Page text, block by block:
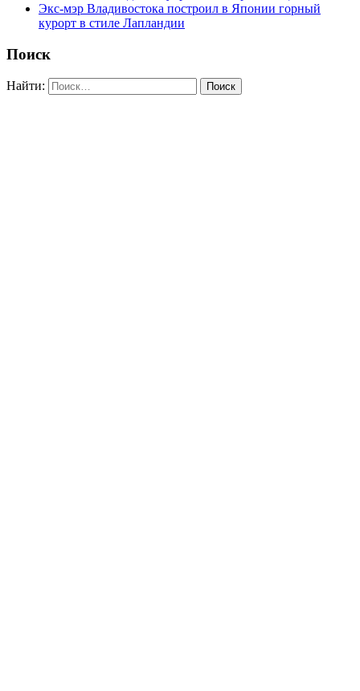
Экс-мэр Владивостока построил в Японии горный
курорт в стиле Лапландии
Поиск
Найти: